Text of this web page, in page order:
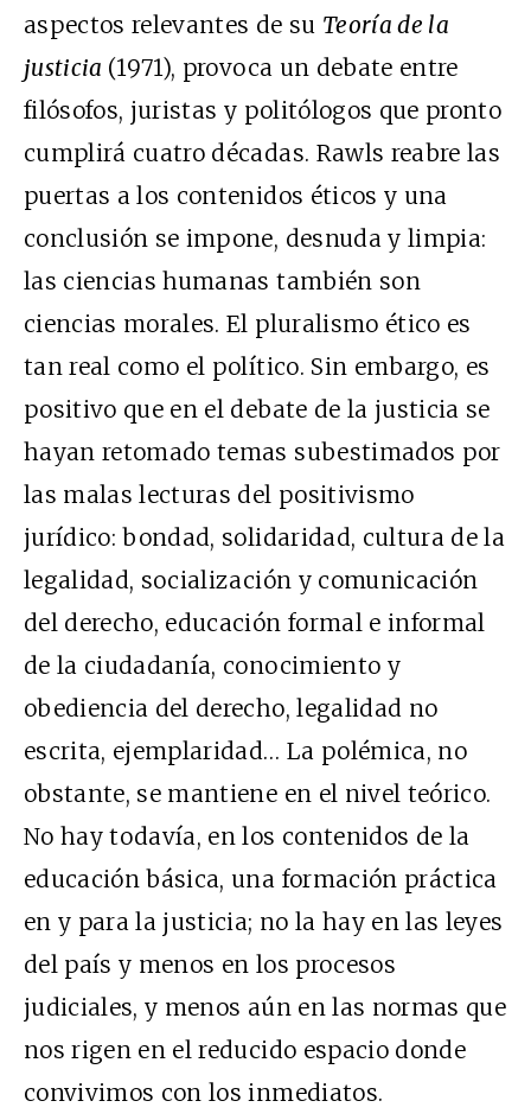
aspectos relevantes de su Teoría de la
justicia (1971), provoca un debate entre
filósofos, juristas y politólogos que pronto
cumplirá cuatro décadas. Rawls reabre las
puertas a los contenidos éticos y una
conclusión se impone, desnuda y limpia:
las ciencias humanas también son
ciencias morales. El pluralismo ético es
tan real como el político. Sin embargo, es
positivo que en el debate de la justicia se
hayan retomado temas subestimados por
las malas lecturas del positivismo
jurídico: bondad, solidaridad, cultura de la
legalidad, socialización y comunicación
del derecho, educación formal e informal
de la ciudadanía, conocimiento y
obediencia del derecho, legalidad no
escrita, ejemplaridad… La polémica, no
obstante, se mantiene en el nivel teórico.
No hay todavía, en los contenidos de la
educación básica, una formación práctica
en y para la justicia; no la hay en las leyes
del país y menos en los procesos
judiciales, y menos aún en las normas que
nos rigen en el reducido espacio donde
convivimos con los inmediatos.